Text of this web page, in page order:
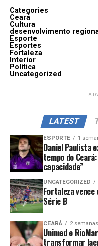
Categories
Ceará
Cultura
desenvolvimento
Esporte
Esportes
Fortaleza
Interior
Política
Uncategorized
LATEST
ESPORTE 1
Daniel Paulista
tempo do
capacidade”
UNCATEGORIZED
Fortaleza
Série B
CEARÁ 2
Unimed e
transformar